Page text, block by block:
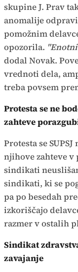
skupine J. Prav
anomalije
pomožnim
opozorila.
dodal Novak.
vrednoti dela,
treba povsem
Protesta se ne
zahteve
Protesta se
njihove zahteve
sindikati
sindikati, ki se
pa po besedah
izkoriščajo
razmer v ostalih
Sindikat
zavajanje